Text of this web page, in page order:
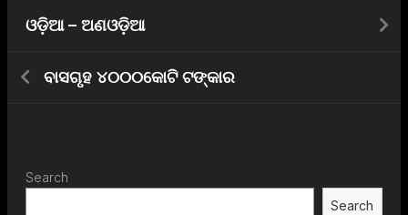
ଓଡ଼ିଆ – ଅଣଓଡ଼ିଆ
ବାସଗୃହ ୪୦୦୦କୋଟି ଟଙ୍କାର
Search
Search